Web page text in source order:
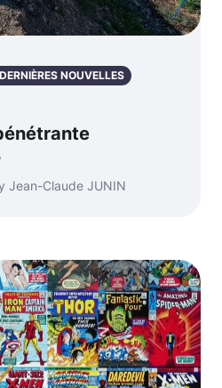
NOUVELLES
Jean-Claude JUNIN